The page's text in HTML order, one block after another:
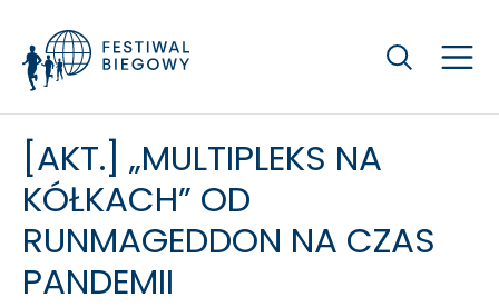
Szukaj
[AKT.] „MULTIPLEKS NA
KÓŁKACH” OD
RUNMAGEDDON NA CZAS
PANDEMII